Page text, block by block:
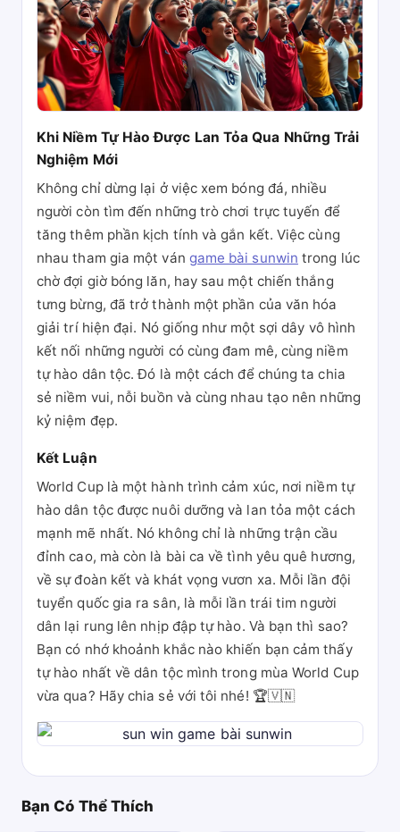
Khi Niềm Tự Hào Được Lan Tỏa Qua Những Trải
Nghiệm Mới
Không chỉ dừng lại ở việc xem bóng đá, nhiều
người còn tìm đến những trò chơi trực tuyến để
tăng thêm phần kịch tính và gắn kết. Việc cùng
nhau tham gia một ván game bài sunwin trong lúc
chờ đợi giờ bóng lăn, hay sau một chiến thắng
tưng bừng, đã trở thành một phần của văn hóa
giải trí hiện đại. Nó giống như một sợi dây vô hình
kết nối những người có cùng đam mê, cùng niềm
tự hào dân tộc. Đó là một cách để chúng ta chia
sẻ niềm vui, nỗi buồn và cùng nhau tạo nên những
kỷ niệm đẹp.
Kết Luận
World Cup là một hành trình cảm xúc, nơi niềm tự
hào dân tộc được nuôi dưỡng và lan tỏa một cách
mạnh mẽ nhất. Nó không chỉ là những trận cầu
đỉnh cao, mà còn là bài ca về tình yêu quê hương,
về sự đoàn kết và khát vọng vươn xa. Mỗi lần đội
tuyển quốc gia ra sân, là mỗi lần trái tim người
dân lại rung lên nhịp đập tự hào. Và bạn thì sao?
Bạn có nhớ khoảnh khắc nào khiến bạn cảm thấy
tự hào nhất về dân tộc mình trong mùa World Cup
vừa qua? Hãy chia sẻ với tôi nhé! 🏆🇻🇳
Bạn Có Thể Thích